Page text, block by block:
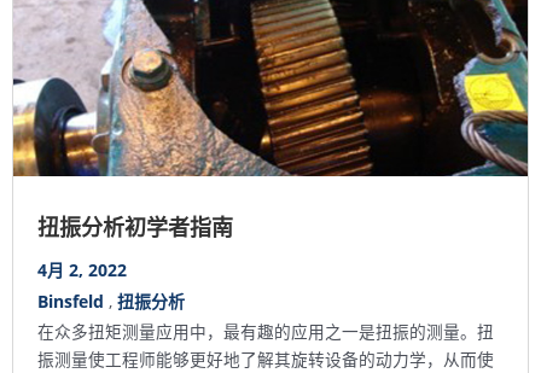
扭振分析初学者指南
4月 2, 2022
Binsfeld , 扭振分析
在众多扭矩测量应用中，最有趣的应用之一是扭振的测量。扭
振测量使工程师能够更好地了解其旋转设备的动力学，从而使